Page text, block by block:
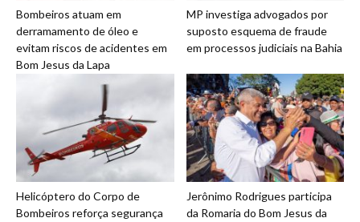
Bombeiros atuam em
derramamento de óleo e
evitam riscos de acidentes em
Bom Jesus da Lapa
MP investiga advogados por
suposto esquema de fraude
em processos judiciais na Bahia
Helicóptero do Corpo de
Bombeiros reforça segurança
Jerônimo Rodrigues participa
da Romaria do Bom Jesus da